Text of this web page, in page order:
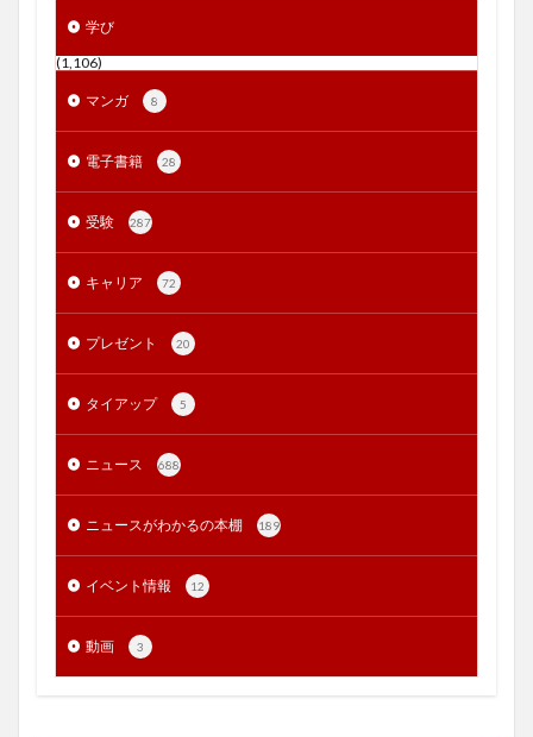
学び
(1,106)
マンガ 8
電子書籍 28
受験 287
キャリア 72
プレゼント 20
タイアップ 5
ニュース 688
ニュースがわかるの本棚 189
イベント情報 12
動画 3